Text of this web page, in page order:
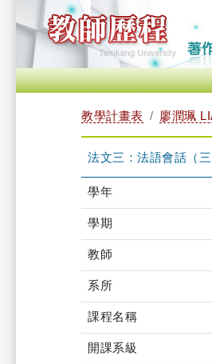
教學計畫表 廖潤珮
法文三：法語會話（
學年
學期
教師
系所
課程名稱
開課系級